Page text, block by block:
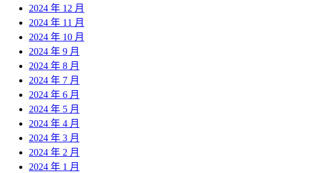
2024 年 12 月
2024 年 11 月
2024 年 10 月
2024 年 9 月
2024 年 8 月
2024 年 7 月
2024 年 6 月
2024 年 5 月
2024 年 4 月
2024 年 3 月
2024 年 2 月
2024 年 1 月